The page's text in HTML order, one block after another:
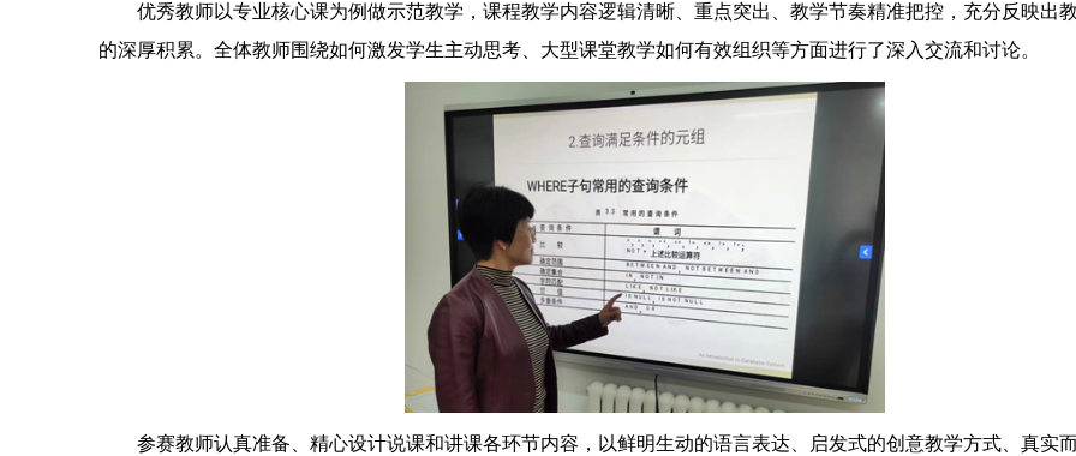
优秀教师以专业核心课为例做示范教学，课程教学内容逻辑清晰、重点突出、教学节奏精准把控，充分反映出
的深厚积累。全体教师围绕如何激发学生主动思考、大型课堂教学如何有效组织等方面进行了深入交流和讨论。
参赛教师认真准备、精心设计说课和讲课各环节内容，以鲜明生动的语言表达、启发式的创意教学方式、真实